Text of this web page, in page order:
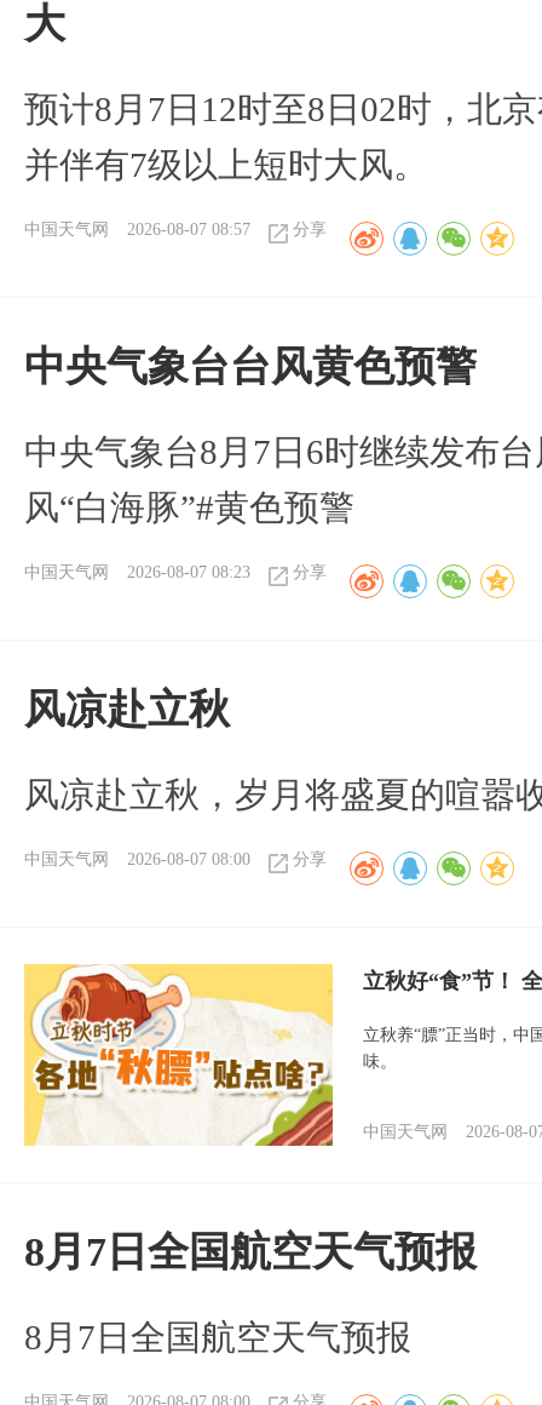
大
预计8月7日12时至8日02时，北
并伴有7级以上短时大风。
中国天气网 2026-08-07 08:57 分享
​中央气象台台风黄色预警
中央气象台8月7日6时继续发布
风“白海豚”#黄色预警
中国天气网 2026-08-07 08:23 分享
风凉赴立秋
风凉赴立秋，岁月将盛夏的喧嚣
中国天气网 2026-08-07 08:00 分享
立秋好“食”节！
立秋养“膘”正当时，中
味。
中国天气网 2026-08-
8月7日全国航空天气预报
8月7日全国航空天气预报